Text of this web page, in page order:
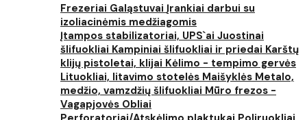
Frezeriai Galąstuvai Įrankiai darbui su
izoliacinėmis medžiagomis
Įtampos stabilizatoriai, UPS`ai Juostinai
šlifuokliai Kampiniai šlifuokliai ir priedai Karštų
klijų pistoletai, klijai Kėlimo - tempimo gervės
Lituokliai, litavimo stotelės Maišyklės Metalo,
medžio, vamzdžių šlifuokliai Mūro frezos -
Vagapjovės Obliai